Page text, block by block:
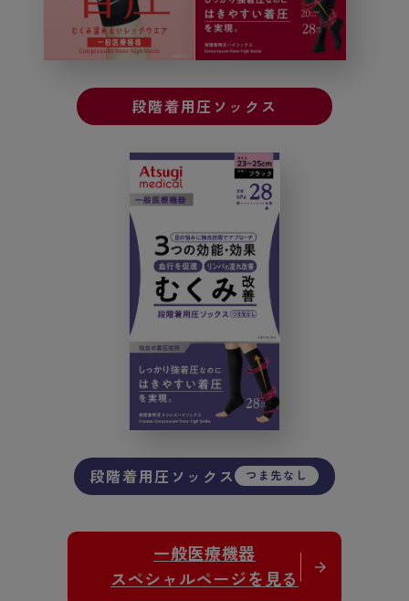
段階着用圧ソックス
段階着用圧ソックス つま先なし
一般医療機器
スペシャルページを見る